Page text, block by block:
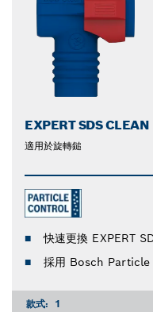
EXPERT SDS CLEAN
適用於旋轉鎚
快速更換 EXPERT
採用 Bosch Particle
款式: 1